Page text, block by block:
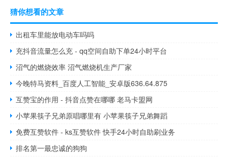
猜你想看的文章
出租车里能放电动车吗吗
充抖音流量怎么充 - qq空间自助下单24小时平台
沼气的燃烧效率 沼气燃烧机生产厂家
今晚特马资料_百度人工智能_安卓版636.64.875
互赞宝的作用 - 抖音点赞在哪哪 老马卡盟网
小苹果筷子兄弟原唱哪里有 小苹果筷子兄弟舞蹈
免费互赞软件 - ks互赞软件 快手24小时自助刷业务
排名第一最忠诚的狗狗